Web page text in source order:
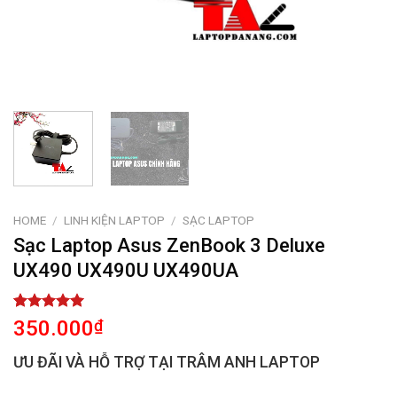
HOME / LINH KIỆN LAPTOP / SẠC LAPTOP
Sạc Laptop Asus ZenBook 3 Deluxe
UX490 UX490U UX490UA
Rated
5.00
out of 5
based on
1
customer
350.000₫
ƯU ĐÃI VÀ HỖ TRỢ TẠI TRÂM ANH LAPTOP